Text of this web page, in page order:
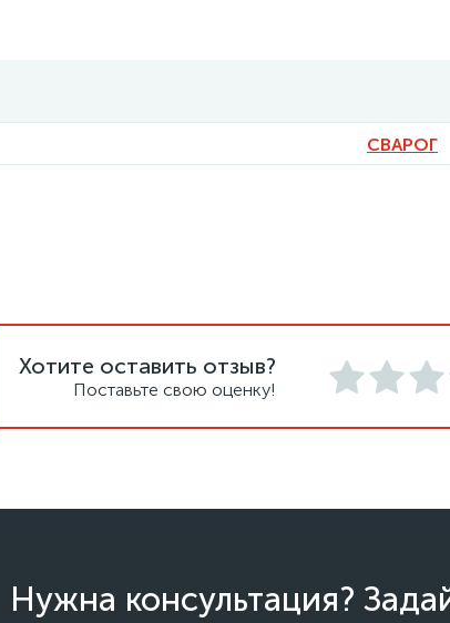
СВАРОГ
Хотите оставить отзыв?
Поставьте свою оценку!
Нужна консультация?